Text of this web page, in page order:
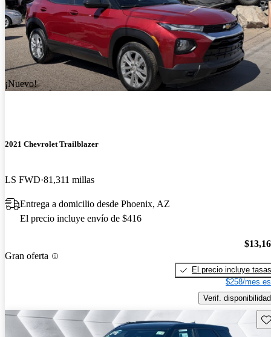
¡Nuevo!
2021 Chevrolet Trailblazer
LS FWD 81,311 millas
Entrega a domicilio desde Phoenix, AZ
El precio incluye envío de $416
Gran oferta
El precio incluye tasas
$258/mes
Verif. disponibilidad